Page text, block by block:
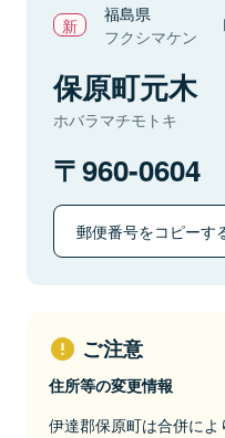
福島県
フクシマケン
保原町元木
ホバラマチモトキ
960-0604
郵便番号をコピーす
ご注意
住所等の変更情報
伊達郡保原町は合併に